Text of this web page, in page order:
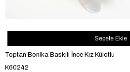
Toptan Bonika Baskılı İnce Kız Külotlu
K60242
Sepete Ekle